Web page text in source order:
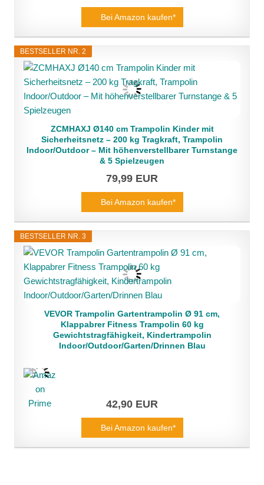
Bei Amazon kaufen*
BESTSELLER NR. 2
ZCMHAXJ Ø140 cm Trampolin Kinder mit
Sicherheitsnetz – 200 kg Tragkraft, Trampolin
Indoor/Outdoor – Mit höhenverstellbarer Turnstange
& 5 Spielzeugen
79,99 EUR
Bei Amazon kaufen*
BESTSELLER NR. 3
VEVOR Trampolin Gartentrampolin Ø 91 cm,
Klappabrer Fitness Trampolin 60 kg
Gewichtstragfähigkeit, Kindertrampolin
Indoor/Outdoor/Garten/Drinnen Blau
42,90 EUR
Bei Amazon kaufen*